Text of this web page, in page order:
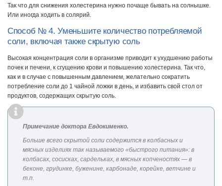
Так что для снижения холестерина нужно почаще бывать на солнышке.
Или иногда ходить в солярий.
Способ № 4. Уменьшите количество потребляемой
соли, включая также скрытую соль
Высокая концентрация соли в организме приводит к ухудшению работы
почек и печени, к сгущению крови и повышению холестерина. Так что,
как и в случае с повышенным давлением, желательно сократить
потребление соли до 1 чайной ложки в день, и избавить свой стол от
продуктов, содержащих скрытую соль.
Примечание доктора Евдокименко.
Больше всего скрытой соли содержится в колбасных и
мясных изделиях так называемого «быстрого питания»: в
колбасах, сосисках, сардельках, в мясных копченостях — в
беконе, грудинке, буженине, карбонаде, корейке, ветчине и
т.п.